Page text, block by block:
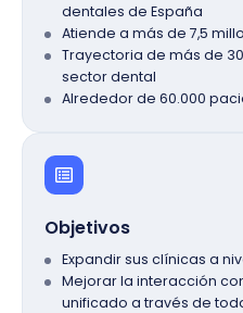
dentales de España
Atiende a más de 7,5
Trayectoria de más de
sector dental
Alrededor de 60.000
Objetivos
Expandir sus clínicas a
Mejorar la interacción
unificado a través de